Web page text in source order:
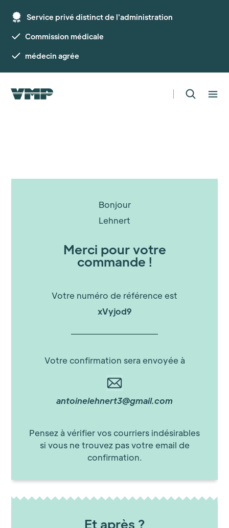
Service privé distinct de l'administration
Commission médicale
médecin agrée
Bonjour
Lehnert
Merci pour votre
commande !
Votre numéro de référence est
xVyjod9
Votre confirmation sera envoyée à
antoinelehnert3@gmail.com
Pensez à vérifier vos courriers indésirables
si vous ne trouvez pas votre email de
confirmation.
Et après ?